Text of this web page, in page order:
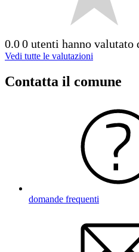
0.00 utenti hanno valutato
Vedi tutte le valutazioni
Contatta il comune
domande frequenti